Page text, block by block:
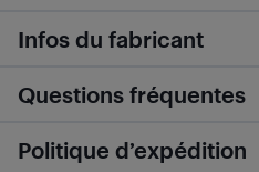
Infos du fabricant
Questions fréquentes
Politique d’expédition